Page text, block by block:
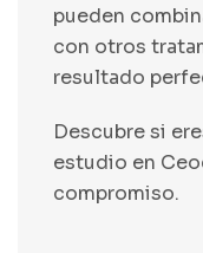
pueden
con otros
resultado
Descubre si
estudio en
compromiso.